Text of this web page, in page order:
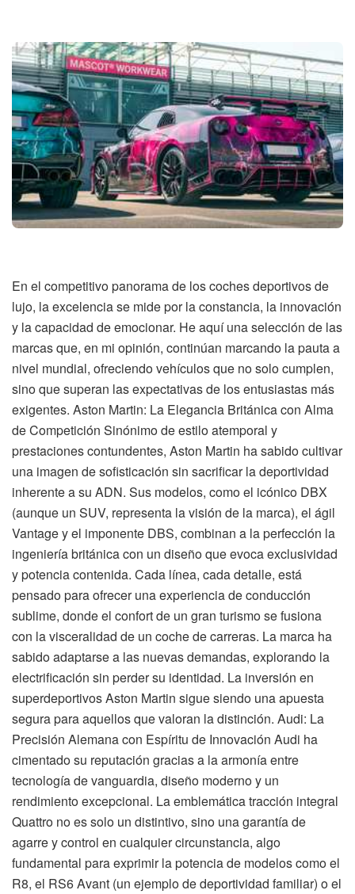
En el competitivo panorama de los coches deportivos de
lujo, la excelencia se mide por la constancia, la innovación
y la capacidad de emocionar. He aquí una selección de las
marcas que, en mi opinión, continúan marcando la pauta a
nivel mundial, ofreciendo vehículos que no solo cumplen,
sino que superan las expectativas de los entusiastas más
exigentes. Aston Martin: La Elegancia Británica con Alma
de Competición Sinónimo de estilo atemporal y
prestaciones contundentes, Aston Martin ha sabido cultivar
una imagen de sofisticación sin sacrificar la deportividad
inherente a su ADN. Sus modelos, como el icónico DBX
(aunque un SUV, representa la visión de la marca), el ágil
Vantage y el imponente DBS, combinan a la perfección la
ingeniería británica con un diseño que evoca exclusividad
y potencia contenida. Cada línea, cada detalle, está
pensado para ofrecer una experiencia de conducción
sublime, donde el confort de un gran turismo se fusiona
con la visceralidad de un coche de carreras. La marca ha
sabido adaptarse a las nuevas demandas, explorando la
electrificación sin perder su identidad. La inversión en
superdeportivos Aston Martin sigue siendo una apuesta
segura para aquellos que valoran la distinción. Audi: La
Precisión Alemana con Espíritu de Innovación Audi ha
cimentado su reputación gracias a la armonía entre
tecnología de vanguardia, diseño moderno y un
rendimiento excepcional. La emblemática tracción integral
Quattro no es solo un distintivo, sino una garantía de
agarre y control en cualquier circunstancia, algo
fundamental para exprimir la potencia de modelos como el
R8, el RS6 Avant (un ejemplo de deportividad familiar) o el